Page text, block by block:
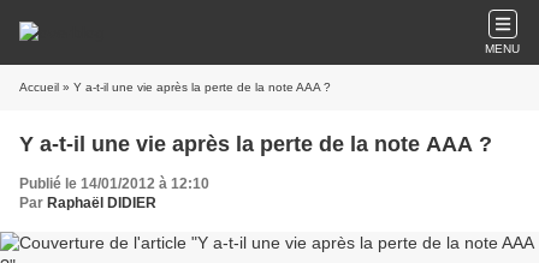
MENU
Accueil » Y a-t-il une vie après la perte de la note AAA ?
Y a-t-il une vie après la perte de la note AAA ?
Publié le 14/01/2012 à 12:10
Par Raphaël DIDIER